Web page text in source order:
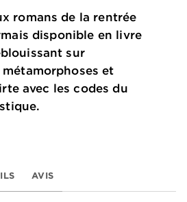
romans de la rentrée
disponible en livre
sur
métamorphoses et
avec les codes du
AVIS